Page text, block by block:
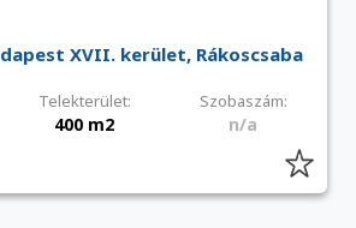
XVII. kerület, Rákoscsaba
Telekterület: Szobaszám:
400 m2 n/a